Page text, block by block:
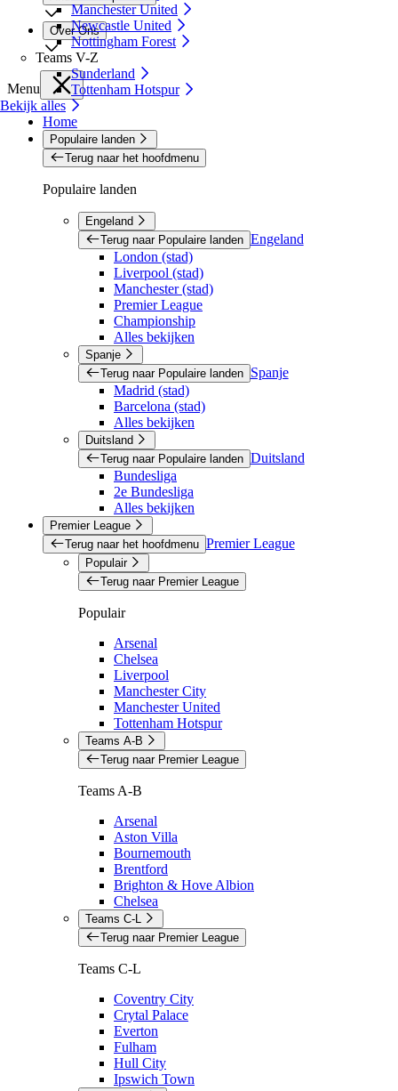
Manchester United
Newcastle United
Nottingham Forest
Teams V-Z
Sunderland
Tottenham Hotspur
Bekijk alles
Over Ons
Menu
Home
Populaire landen
Terug naar het hoofdmenu
Populaire landen
Engeland
Terug naar Populaire landen Engeland
London (stad)
Liverpool (stad)
Manchester (stad)
Premier League
Championship
Alles bekijken
Spanje
Terug naar Populaire landen
Spanje
Madrid (stad)
Barcelona (stad)
Alles bekijken
Duitsland
Terug naar Populaire landen Duitsland
Bundesliga
2e Bundesliga
Alles bekijken
Premier League
Terug naar het hoofdmenu Premier League
Populair
Terug naar Premier League
Populair
Arsenal
Chelsea
Liverpool
Manchester City
Manchester United
Tottenham Hotspur
Teams A-B
Terug naar Premier League
Teams A-B
Arsenal
Aston Villa
Bournemouth
Brentford
Brighton & Hove Albion
Chelsea
Teams C-L
Terug naar Premier League
Teams C-L
Coventry City
Crytal Palace
Everton
Fulham
Hull City
Ipswich Town